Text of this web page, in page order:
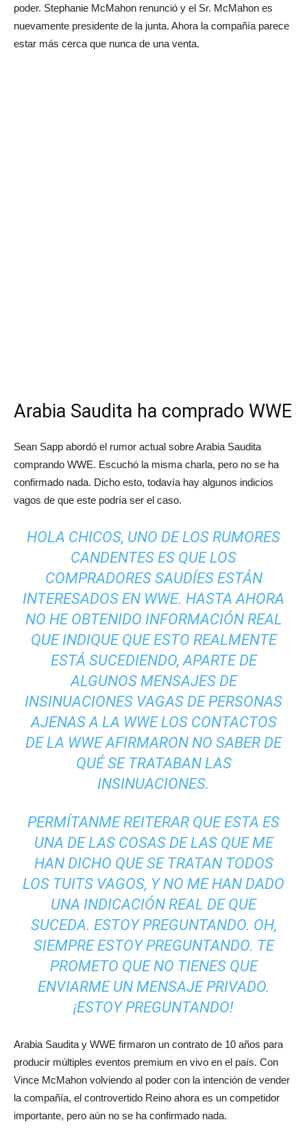
poder. Stephanie McMahon renunció y el Sr. McMahon es
nuevamente presidente de la junta. Ahora la compañía parece
estar más cerca que nunca de una venta.
Arabia Saudita ha comprado WWE
Sean Sapp abordó el rumor actual sobre Arabia Saudita
comprando WWE. Escuchó la misma charla, pero no se ha
confirmado nada. Dicho esto, todavía hay algunos indicios
vagos de que este podría ser el caso.
HOLA CHICOS, UNO DE LOS RUMORES
CANDENTES ES QUE LOS
COMPRADORES SAUDÍES ESTÁN
INTERESADOS EN WWE. HASTA AHORA
NO HE OBTENIDO INFORMACIÓN REAL
QUE INDIQUE QUE ESTO REALMENTE
ESTÁ SUCEDIENDO, APARTE DE
ALGUNOS MENSAJES DE
INSINUACIONES VAGAS DE PERSONAS
AJENAS A LA WWE LOS CONTACTOS
DE LA WWE AFIRMARON NO SABER DE
QUÉ SE TRATABAN LAS
INSINUACIONES.
PERMÍTANME REITERAR QUE ESTA ES
UNA DE LAS COSAS DE LAS QUE ME
HAN DICHO QUE SE TRATAN TODOS
LOS TUITS VAGOS, Y NO ME HAN DADO
UNA INDICACIÓN REAL DE QUE
SUCEDA. ESTOY PREGUNTANDO. OH,
SIEMPRE ESTOY PREGUNTANDO. TE
PROMETO QUE NO TIENES QUE
ENVIARME UN MENSAJE PRIVADO.
¡ESTOY PREGUNTANDO!
Arabia Saudita y WWE firmaron un contrato de 10 años para
producir múltiples eventos premium en vivo en el país. Con
Vince McMahon volviendo al poder con la intención de vender
la compañía, el controvertido Reino ahora es un competidor
importante, pero aún no se ha confirmado nada.